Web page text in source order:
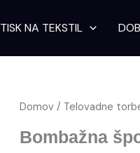
TISK NA TEKSTIL
Domov / Telovadne
Bombažna